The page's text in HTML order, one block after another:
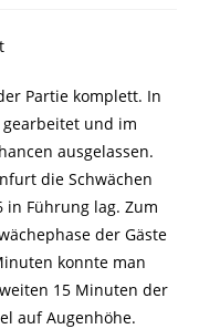
Partie komplett. In
und im
ausgelassen.
die Schwächen
Führung lag. Zum
der Gäste
konnte man
15 Minuten der
auf Augenhöhe.